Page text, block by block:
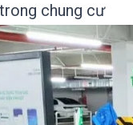
chung cư